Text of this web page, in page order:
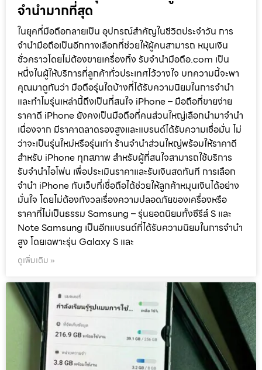
จำนำมากที่สุด
ในยุคที่มือถือกลายเป็น อุปกรณ์สำคัญในชีวิตประจำวัน การ
จำนำมือถือเป็นอีกทางเลือกที่ช่วยให้ผู้คนสามารถ หมุนเงิน
ชั่วคราวโดยไม่ต้องขายเครื่องทิ้ง รับจำนำมือถือ.com เป็น
หนึ่งในผู้ให้บริการที่ลูกค้าทั่วประเทศไว้วางใจ บทความนี้จะพา
คุณมาดูกันว่า มือถือรุ่นใดบ้างที่ได้รับความนิยมในการจำนำ
และทำไมรุ่นเหล่านี้ถึงเป็นที่สนใจ iPhone – มือถือที่ขายง่าย
ราคาดี iPhone ยังคงเป็นมือถือที่คนส่วนใหญ่เลือกนำมาจำนำ
เนื่องจาก มีราคาตลาดรองสูงและแบรนด์ได้รับความเชื่อมั่น ไม่
ว่าจะเป็นรุ่นใหม่หรือรุ่นเก่า ร้านจำนำส่วนใหญ่พร้อมให้ราคาดี
สำหรับ iPhone ทุกสภาพ สำหรับผู้ที่สนใจสามารถใช้บริการ
รับจำนำไอโฟน เพื่อประเมินราคาและรับเงินสดทันที การเลือก
จำนำ iPhone กับเว็บที่เชื่อถือได้ช่วยให้ลูกค้าหมุนเงินได้อย่าง
มั่นใจ โดยไม่ต้องกังวลเรื่องความปลอดภัยของเครื่องหรือ
ราคาที่ไม่เป็นธรรม Samsung – รุ่นยอดนิยมทั้งซีรีส์ S และ
Note Samsung เป็นอีกแบรนด์ที่ได้รับความนิยมในการจำนำ
สูง โดยเฉพาะรุ่น Galaxy S และ
ดูเพิ่มเติม »